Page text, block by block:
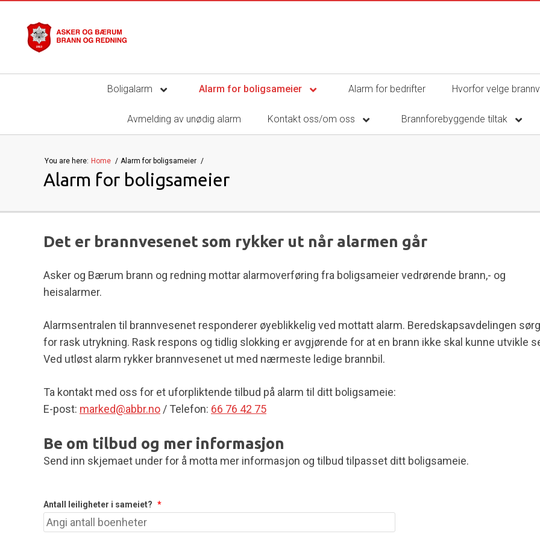
Boligalarm Alarm for boligsameier Alarm for bedrifter Hvorfor velge
Avmelding av unødig alarm Kontakt oss/om oss Brannforebyggende tiltak
You are here: Home Alarm for boligsameier
Alarm for boligsameier
Det er brannvesenet som rykker ut når alarmen går
Asker og Bærum brann og redning mottar alarmoverføring fra boligsameier vedrørende brann,- og
heisalarmer.
Alarmsentralen til brannvesenet responderer øyeblikkelig ved mottatt alarm. Beredskapsavdelingen
for rask utrykning. Rask respons og tidlig slokking er avgjørende for at en brann ikke skal kunne utvikle
Ved utløst alarm rykker brannvesenet ut med nærmeste ledige brannbil.
Ta kontakt med oss for et uforpliktende tilbud på alarm til ditt boligsameie:
E-post: marked@abbr.no / Telefon: 66 76 42 75
Be om tilbud og mer informasjon
Send inn skjemaet under for å motta mer informasjon og tilbud tilpasset ditt boligsameie.
Antall leiligheter i sameiet? *